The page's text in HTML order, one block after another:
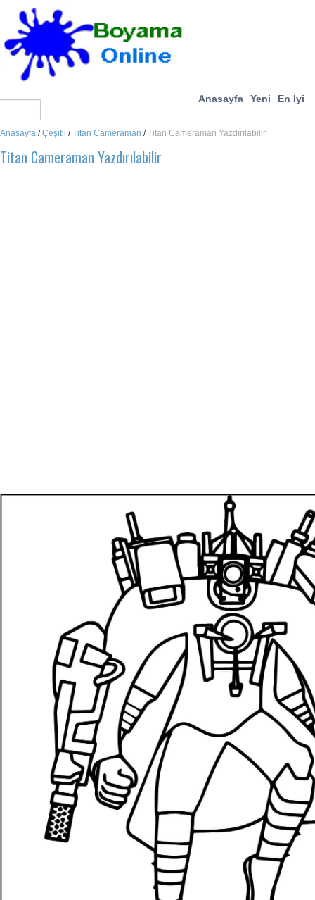
Anasayfa Yeni En İyi
Anasayfa /Çeşitli /Titan Cameraman /Titan Cameraman Yazdırılabilir
Titan Cameraman Yazdırılabilir